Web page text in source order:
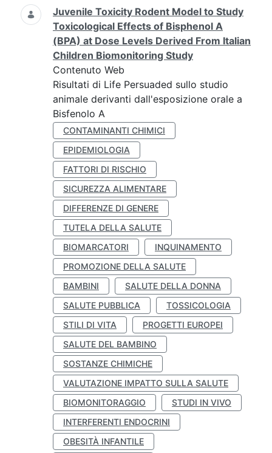
Juvenile Toxicity Rodent Model to Study
Toxicological Effects of Bisphenol A
(BPA) at Dose Levels Derived From Italian
Children Biomonitoring Study
Contenuto Web
Risultati di Life Persuaded sullo studio
animale derivanti dall'esposizione orale a
Bisfenolo A
CONTAMINANTI CHIMICI
EPIDEMIOLOGIA
FATTORI DI RISCHIO
SICUREZZA ALIMENTARE
DIFFERENZE DI GENERE
TUTELA DELLA SALUTE
BIOMARCATORI
INQUINAMENTO
PROMOZIONE DELLA SALUTE
BAMBINI
SALUTE DELLA DONNA
SALUTE PUBBLICA
TOSSICOLOGIA
STILI DI VITA
PROGETTI EUROPEI
SALUTE DEL BAMBINO
SOSTANZE CHIMICHE
VALUTAZIONE IMPATTO SULLA SALUTE
BIOMONITORAGGIO
STUDI IN VIVO
INTERFERENTI ENDOCRINI
OBESITÀ INFANTILE